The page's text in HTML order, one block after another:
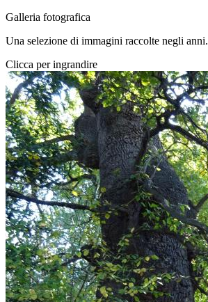
Galleria fotografica
Una selezione di immagini raccolte negli anni.
Clicca per ingrandire